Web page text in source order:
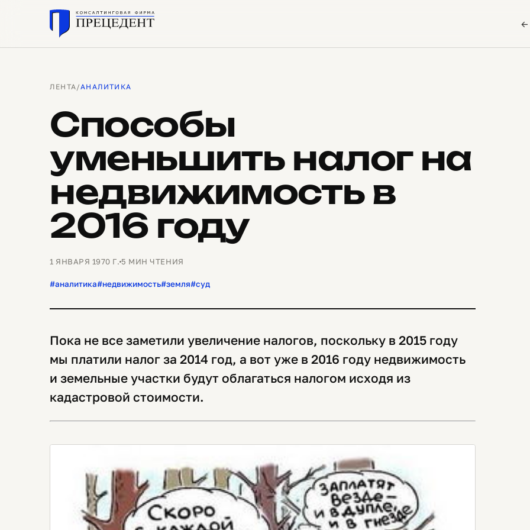
←
ЛЕНТА/АНАЛИТИКА
Способы
уменьшить налог на
недвижимость в
2016 году
1 ЯНВАРЯ 1970 Г. 5 МИН ЧТЕНИЯ
#аналитика#недвижимость#земля#суд
Пока не все заметили увеличение налогов, поскольку в 2015 году
мы платили налог за 2014 год, а вот уже в 2016 году недвижимость
и земельные участки будут облагаться налогом исходя из
кадастровой стоимости.